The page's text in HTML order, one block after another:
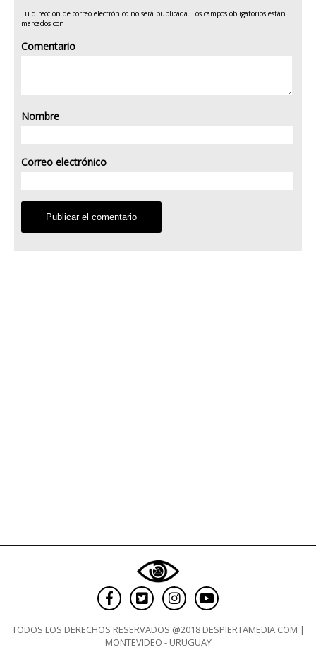
Tu dirección de correo electrónico no será publicada. Los campos obligatorios están
marcados con
Comentario
Nombre
Correo electrónico
TODOS LOS DERECHOS RESERVADOS @2018 DESPIERTAMEDIA.COM |
MONTEVIDEO - URUGUAY